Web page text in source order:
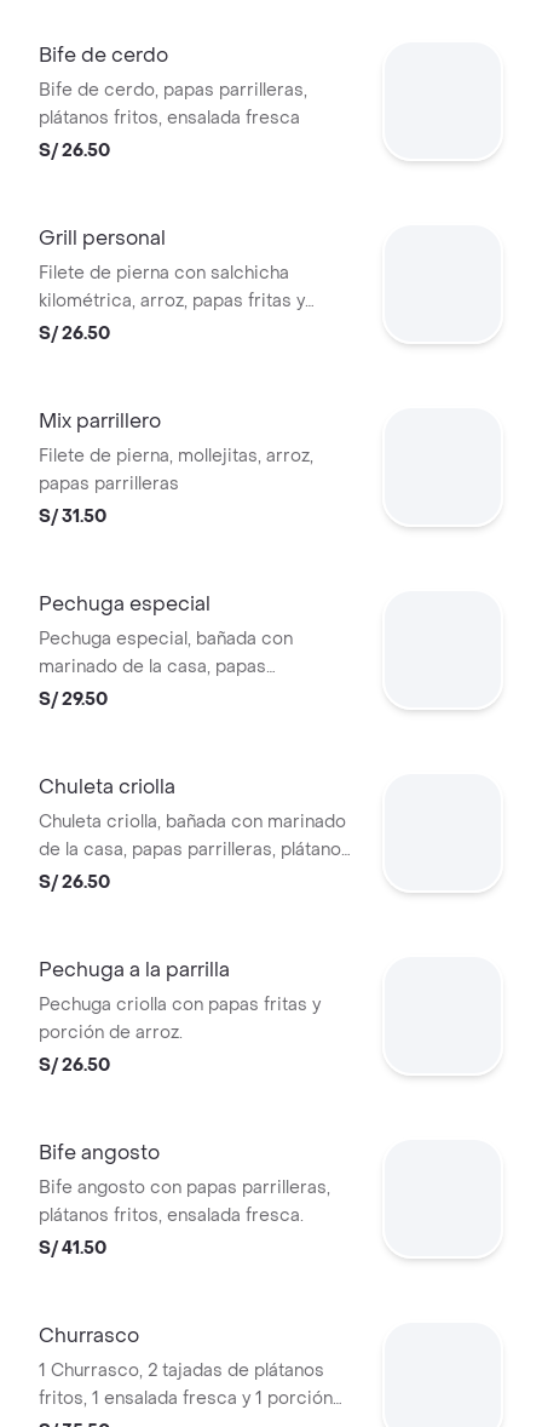
Bife de cerdo
Bife de cerdo, papas parrilleras,
plátanos fritos, ensalada fresca
S/ 26.50
Grill personal
Filete de pierna con salchicha
kilométrica, arroz, papas fritas y
salsas a elección
S/ 26.50
Mix parrillero
Filete de pierna, mollejitas, arroz,
papas parrilleras
S/ 31.50
Pechuga especial
Pechuga especial, bañada con
marinado de la casa, papas
parrilleras, plátanos fritos, ensalada
S/ 29.50
Chuleta criolla
Chuleta criolla, bañada con marinado
de la casa, papas parrilleras, plátanos
fritos, ensalada fresca
S/ 26.50
Pechuga a la parrilla
Pechuga criolla con papas fritas y
porción de arroz.
S/ 26.50
Bife angosto
Bife angosto con papas parrilleras,
plátanos fritos, ensalada fresca.
S/ 41.50
Churrasco
1 Churrasco, 2 tajadas de plátanos
fritos, 1 ensalada fresca y 1 porción